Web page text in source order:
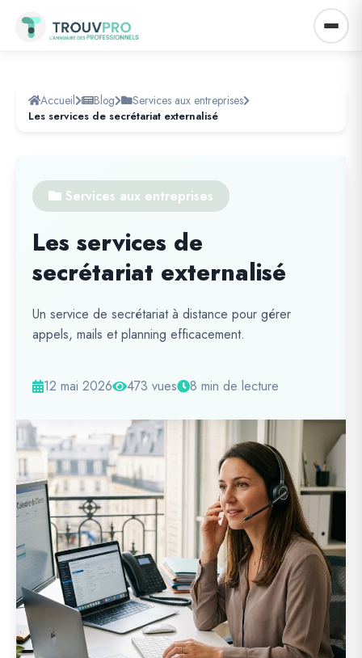
Accueil Blog Services aux entreprises
Les services de secrétariat externalisé
Services aux entreprises
Les services de
secrétariat externalisé
Un service de secrétariat à distance pour gérer
appels, mails et planning efficacement.
12 mai 2026 473 vues 8 min de lecture